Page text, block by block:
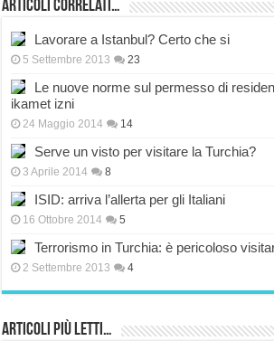
Articoli correlati…
Lavorare a Istanbul? Certo che si
5 Settembre 2013 23
Le nuove norme sul permesso di
ikamet izni
24 Maggio 2014 14
Serve un visto per visitare la Turchia?
3 Aprile 2014 8
ISID: arriva l’allerta per gli Italiani
16 Ottobre 2014 5
Terrorismo in Turchia: è pericoloso
2 Settembre 2013 4
Articoli più Letti…